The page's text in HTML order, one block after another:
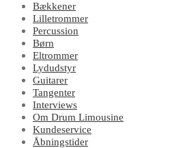
Bækkener
Lilletrommer
Percussion
Børn
Eltrommer
Lydudstyr
Guitarer
Tangenter
Interviews
Om Drum Limousine
Kundeservice
Åbningstider